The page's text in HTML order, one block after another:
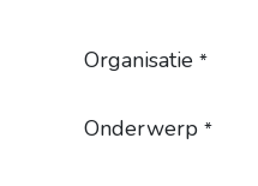
Organisatie *
Onderwerp *